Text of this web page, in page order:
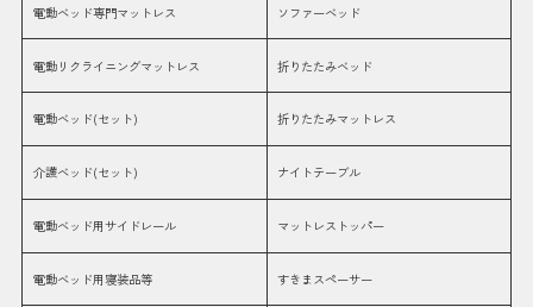
電動ベッド専門マットレス
電動リクライニングマットレス
電動ベッド(セット)
介護ベッド(セット)
電動ベッド用サイドレール
電動ベッド用寝装品等
ソファーベッド
折りたたみベッド
折りたたみマットレス
ナイトテーブル
マットレストッパー
すきまスペーサー